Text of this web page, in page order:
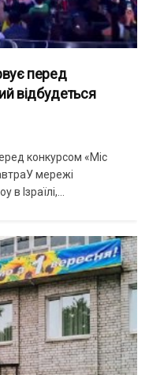
перед
відбудеться
конкурсом «Міс
мережі
Ізраїлі,...